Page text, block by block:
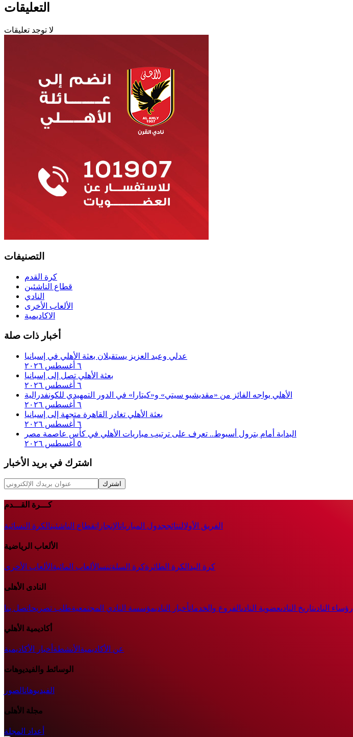
التعليقات
لا توجد تعليقات
التصنيفات
كرة القدم
قطاع الناشئين
النادي
الألعاب الأخرى
الاكاديمية
أخبار ذات صلة
عدلي وعبد العزيز يستقبلان بعثة الأهلي في إسبانيا
٦ أغسطس ٢٠٢٦
بعثة الأهلي تصل إلى إسبانيا
٦ أغسطس ٢٠٢٦
الأهلي يواجه الفائز من «مقديشيو سيتي» و«كيتارا» في الدور التمهيدي للكونفدرالية
٦ أغسطس ٢٠٢٦
بعثة الأهلي تغادر القاهرة متجهة إلى إسبانيا
٦ أغسطس ٢٠٢٦
البداية أمام بترول أسيوط.. تعرف على ترتيب مباريات الأهلي في كأس عاصمة مصر
٥ أغسطس ٢٠٢٦
اشترك في بريد الأخبار
اشترك
كـــرة القـــدم
الفريق الأولالنتائججدول المبارياتالإنجازاتقطاع الناشئينالكرة النسائية
الألعاب الرياضية
كرة اليد الكرة الطائرةكرة السلةتنسالألعاب المائية الألعاب الأخرى
النادى الأهلى
رؤساء النادىتاريخ النادىعضوية النادىالفروع والخدماتأخبار الناديمؤسسة النادي المجتمعيةطلب تصريحاتصل بنا
أكاديمية الأهلي
عن الأكاديمية الأنشطة أخبار الأكاديمية
الوسائط والفيديوهات
الفيديوهاتالصور
مجلة الأهلى
أعداد المجلة